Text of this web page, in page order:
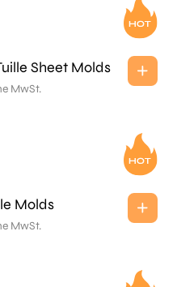
Sheet Molds
MwSt.
Molds
MwSt.